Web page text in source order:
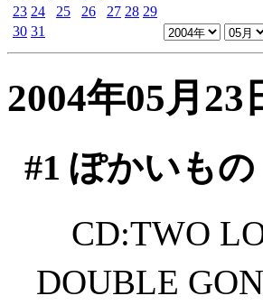
23 24 25 26 27 28 29
30 31
2004年05月23
#1 ぽかいもの
CD:TWO
DOUBLE